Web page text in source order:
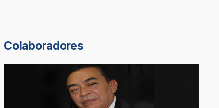
Colaboradores